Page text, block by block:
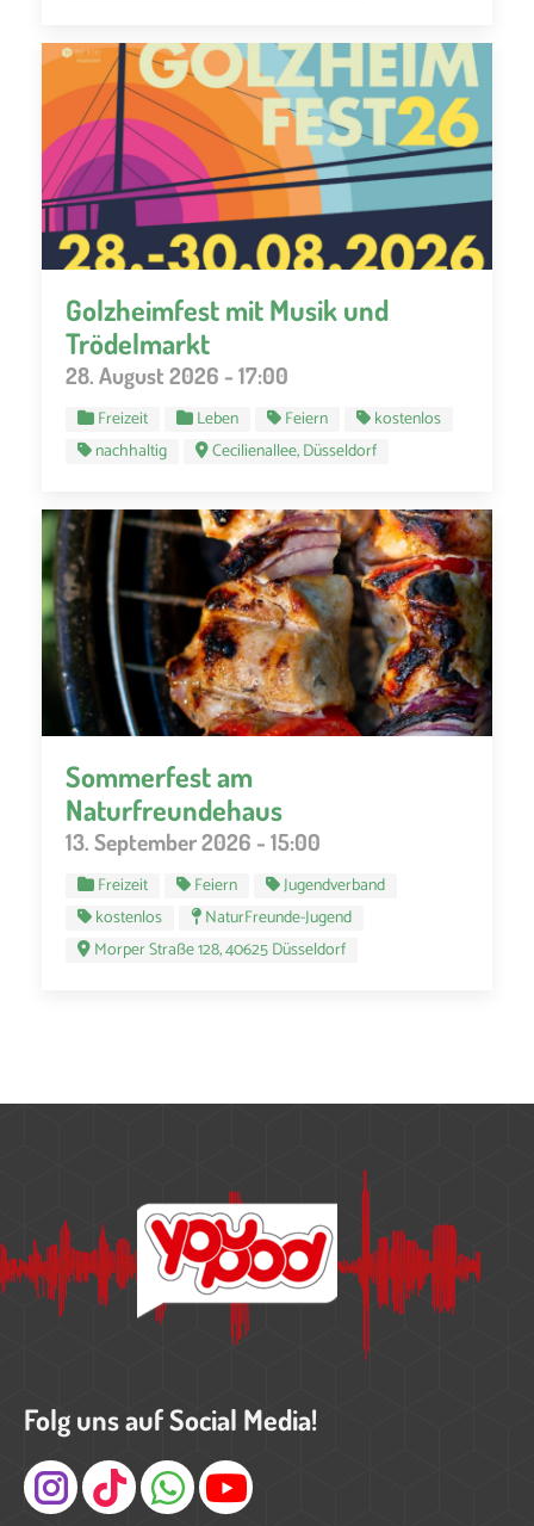
Golzheimfest mit Musik und
Trödelmarkt
28. August 2026 - 17:00
Freizeit Leben Feiern
kostenlos
nachhaltig
Cecilienallee, Düsseldorf
Sommerfest am
Naturfreundehaus
13. September 2026 - 15:00
Freizeit Feiern
Jugendverband
kostenlos
NaturFreunde-Jugend
Morper Straße 128, 40625 Düsseldorf
Folg uns auf Social Media!
Instagram